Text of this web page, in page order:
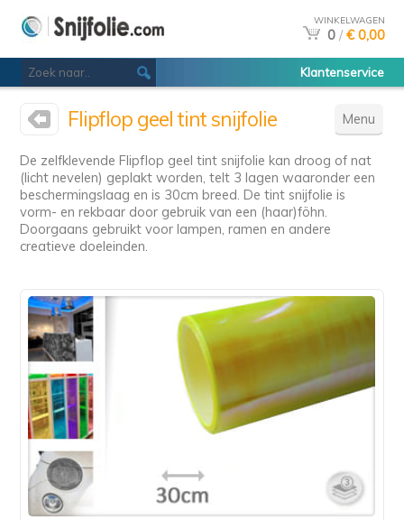
WINKELWAGEN
0 / € 0,00
Klantenservice
Menu
Flipflop geel tint snijfolie
De zelfklevende Flipflop geel tint snijfolie kan droog of nat
(licht nevelen) geplakt worden, telt 3 lagen waaronder een
beschermingslaag en is 30cm breed. De tint snijfolie is
vorm- en rekbaar door gebruik van een (haar)föhn.
Doorgaans gebruikt voor lampen, ramen en andere
creatieve doeleinden.